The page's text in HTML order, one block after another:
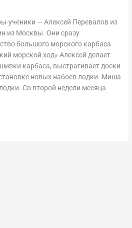
ученики — Алексей Перевалов из
из Москвы. Они сразу
большого морского карбаса
морской ход» Алексей делает
карбаса, выстрагивает доски
новых набоев лодки. Миша
Со второй недели месяца